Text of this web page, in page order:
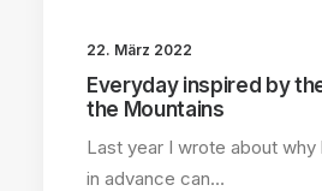
22. März 2022
Everyday inspired by
the Mountains
Last year I wrote about
in advance can…